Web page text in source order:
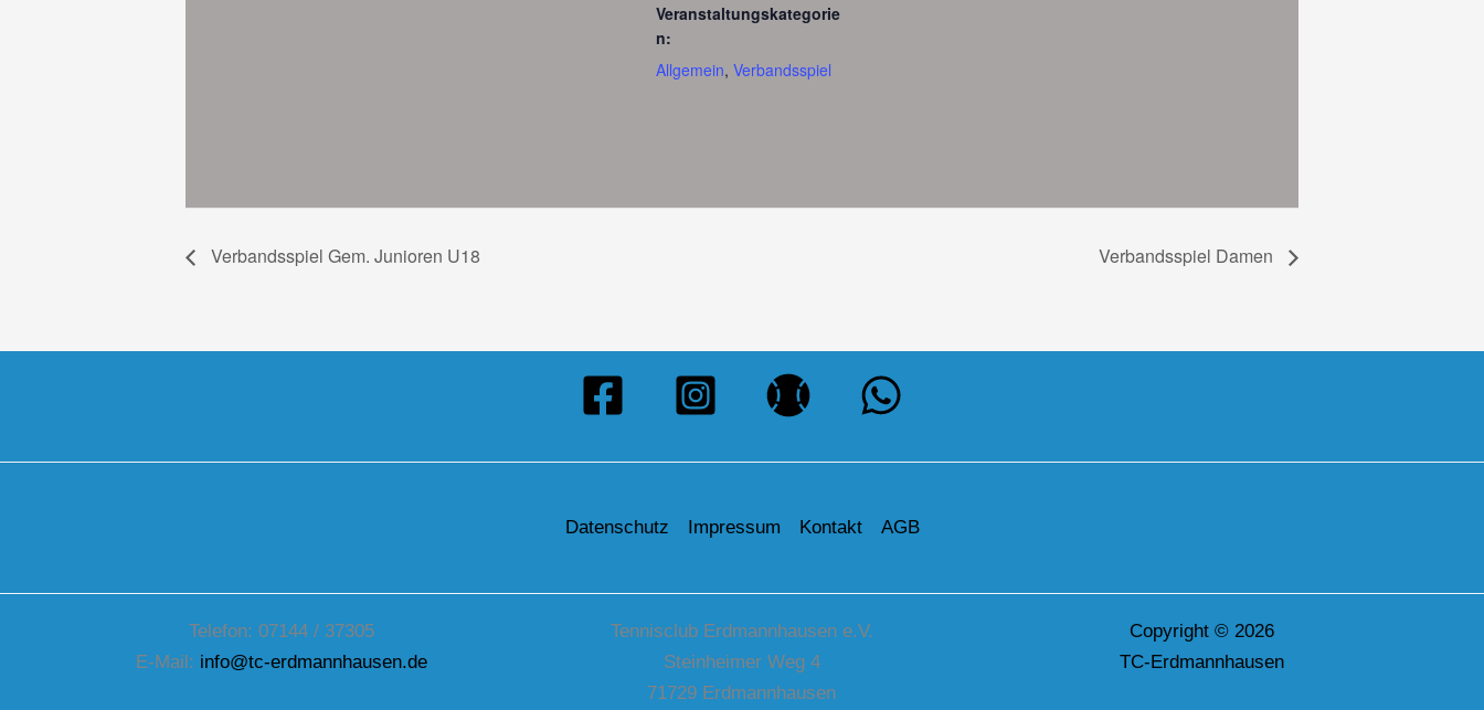
Veranstaltungskategorie
n:
Allgemein,Verbandsspiel
Verbandsspiel Gem. Junioren U18 Verbandsspiel Damen
Datenschutz Impressum Kontakt AGB
Telefon: 07144 / 37305
E-Mail: info@tc-erdmannhausen.de
Tennisclub Erdmannhausen e.V.
Steinheimer Weg 4
71729 Erdmannhausen
Copyright © 2026
TC-Erdmannhausen